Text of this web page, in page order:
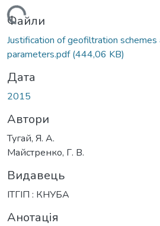
Файли
Justification of geofiltration
parameters.pdf(444,06 KB)
Дата
2015
Автори
Тугай, Я. А.
Майстренко, Г. В.
Видавець
ІТГІП : КНУБА
Анотація